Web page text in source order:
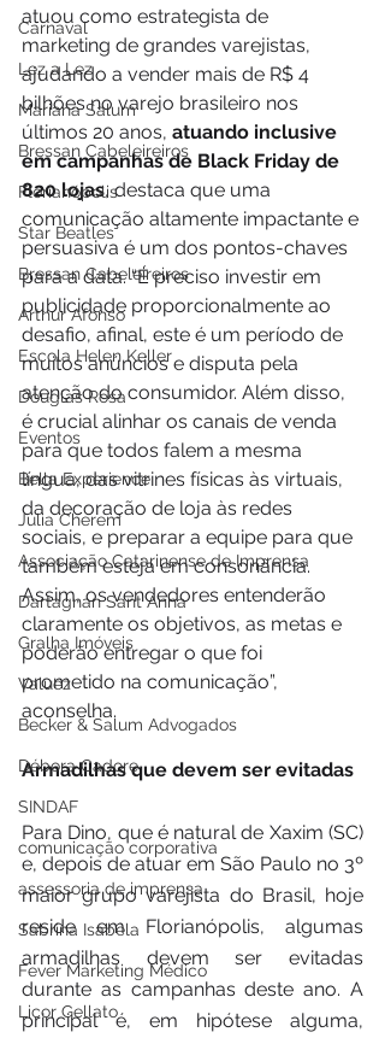
Carnaval
Lez a Lez
Mariana Salum
Bressan Cabeleireiros
Florianópolis
Star Beatles
Bressan Cabeleireiros
Arthur Afonso
Escola Helen Keller
Douglas Rosa
Eventos
Bella Experience
Júlia Cherem
Associação Catarinense de Imprensa
Dartagnan Sant Anna
Gralha Imóveis
Valuez
Becker & Salum Advogados
Débora Cadore
SINDAF
comunicação corporativa
assessoria de imprensa
Sabrina Isabela
Fever Marketing Médico
Licor Gellato
atuou como estrategista de
marketing de grandes varejistas,
ajudando a vender mais de R$ 4
bilhões no varejo brasileiro nos
últimos 20 anos, atuando inclusive
em campanhas de Black Friday de
820 lojas, destaca que uma
comunicação altamente impactante e
persuasiva é um dos pontos-chaves
para a data. “É preciso investir em
publicidade proporcionalmente ao
desafio, afinal, este é um período de
muitos anúncios e disputa pela
atenção do consumidor. Além disso,
é crucial alinhar os canais de venda
para que todos falem a mesma
língua, das vitrines físicas às virtuais,
da decoração de loja às redes
sociais, e preparar a equipe para que
também esteja em consonância.
Assim, os vendedores entenderão
claramente os objetivos, as metas e
poderão entregar o que foi
prometido na comunicação”,
aconselha.
Armadilhas que devem ser evitadas
Para Dino, que é natural de Xaxim (SC)
e, depois de atuar em São Paulo no 3º
maior grupo varejista do Brasil, hoje
reside em Florianópolis, algumas
armadilhas devem ser evitadas
durante as campanhas deste ano. A
principal é, em hipótese alguma,